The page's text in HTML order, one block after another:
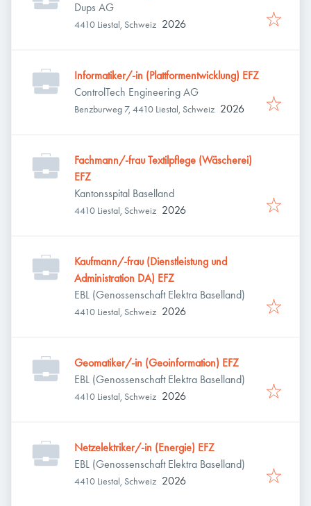
Dups AG
4410 Liestal, Schweiz 2026
Informatiker/-in (Plattformentwicklung) EFZ
ControlTech Engineering AG
Benzburweg 7, 4410 Liestal, Schweiz 2026
Fachmann/-frau Textilpflege (Wäscherei)
EFZ
Kantonsspital Baselland
4410 Liestal, Schweiz 2026
Kaufmann/-frau (Dienstleistung und
Administration DA) EFZ
EBL (Genossenschaft Elektra Baselland)
4410 Liestal, Schweiz 2026
Geomatiker/-in (Geoinformation) EFZ
EBL (Genossenschaft Elektra Baselland)
4410 Liestal, Schweiz 2026
Netzelektriker/-in (Energie) EFZ
EBL (Genossenschaft Elektra Baselland)
4410 Liestal, Schweiz 2026